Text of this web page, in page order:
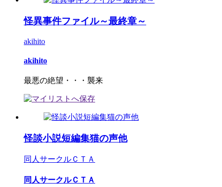
怪異事件ファイル～最終章～
akihito
akihito
最悪の絶望・・・襲来
怪談小説短編集猫の声他
同人サークルＣＴＡ
同人サークルＣＴＡ